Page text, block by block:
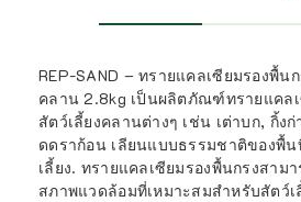
REP-SAND – ทรายแคลเซียมรองพื้น
คลาน 2.8kg เป็นผลิตภัณฑ์ทรายแคล
สัตว์เลี้ยงคลานต่างๆ เช่น เต่าบก, กิ้งก่
ดดราก้อน เลียนแบบธรรมชาติของพื้น
เลี้ยง. ทรายแคลเซียมรองพื้นกรงสาม
สภาพแวดล้อมที่เหมาะสมสำหรับสัตว์เ